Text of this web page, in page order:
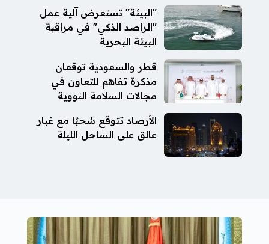
"البيئة" تستعرض آلية عمل
"الراصد الذكي" في مراقبة
البيئة البحرية
قطر والسعودية توقعان
مذكرة تفاهم للتعاون في
مجالات السلامة النووية
الأرصاد تتوقع سُحبًا مع غبار
عالق على الساحل الليلة